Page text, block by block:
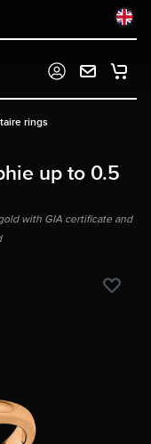
rings
up to 0.5
with GIA certificate and